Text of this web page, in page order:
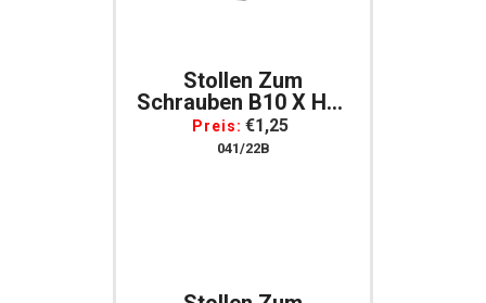
Stollen Zum
Schrauben B10 X H10
Mm, Gewinde 9 Mm
Per Stück
Preis: €1,25
041/22B